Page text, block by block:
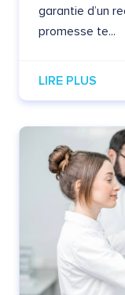
garantie d’un
promesse te...
LIRE PLUS